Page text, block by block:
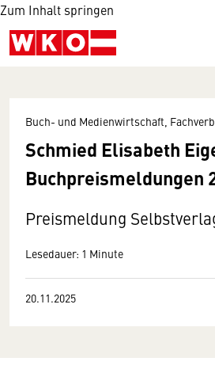
Zum Inhalt springen
Buch- und Medienwirtschaft,
Schmied Elisabeth
Buchpreismeldungen
Preismeldung
Lesedauer: 1 Minute
20.11.2025